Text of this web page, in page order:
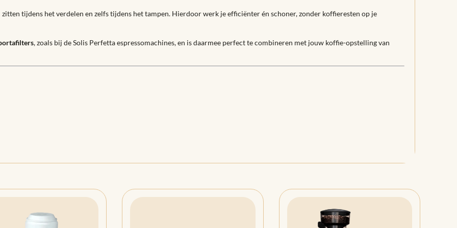
tijdens het verdelen en zelfs tijdens het tampen. Hierdoor werk je efficiënter én schoner, zonder koffieresten op je
, zoals bij de Solis Perfetta espressomachines, en is daarmee perfect te combineren met jouw koffie-opstelling van